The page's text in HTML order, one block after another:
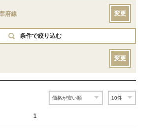
府線 変更
条件で絞り込む
変更
1